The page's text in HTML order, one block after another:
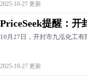
2025-10-27 更新
PriceSeek提醒：开
10月27日，开封市九泓化工有
2025-10-27 更新